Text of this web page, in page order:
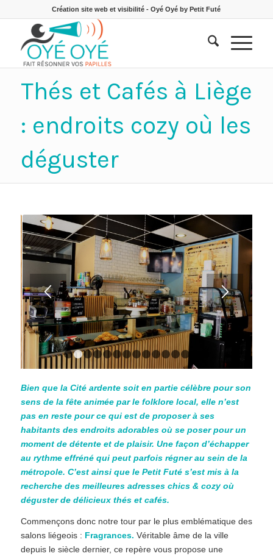
Création site web et visibilité - Oyé Oyé by Petit Futé
Thés et Cafés à Liège
: endroits cozy où les
déguster
1 2 3 4 5 6 7
Bien que la Cité ardente soit en partie célèbre pour son
sens de la fête animée par le folklore local, elle n’est
pas en reste pour ce qui est de proposer à ses
habitants des endroits adorables où se poser pour un
moment de détente et de plaisir. Une façon d’échapper
au rythme effréné qui peut parfois régner au sein de la
métropole. C’est ainsi que le Petit Futé s’est mis à la
recherche des meilleures adresses chics & cozy où
déguster de délicieux thés et cafés.
Commençons donc notre tour par le plus emblématique des
salons liégeois : Fragrances. Véritable âme de la ville
depuis le siècle dernier, ce repère vous propose une